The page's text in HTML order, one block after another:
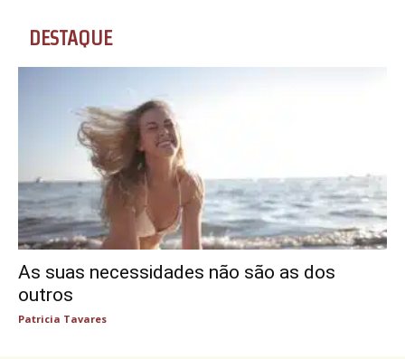
DESTAQUE
As suas necessidades não são as dos
outros
Patricia Tavares